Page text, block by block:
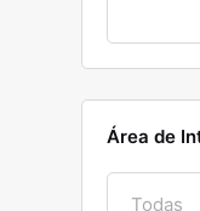
Área de